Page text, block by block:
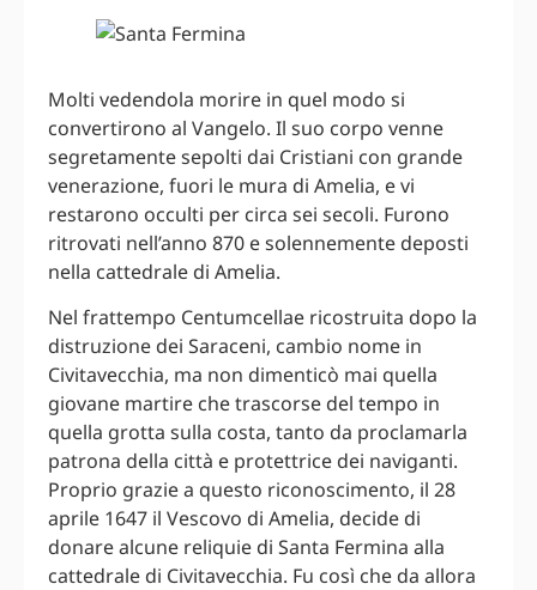
Molti vedendola morire in quel modo si
convertirono al Vangelo. Il suo corpo venne
segretamente sepolti dai Cristiani con grande
venerazione, fuori le mura di Amelia, e vi
restarono occulti per circa sei secoli. Furono
ritrovati nell’anno 870 e solennemente deposti
nella cattedrale di Amelia.
Nel frattempo Centumcellae ricostruita dopo la
distruzione dei Saraceni, cambio nome in
Civitavecchia, ma non dimenticò mai quella
giovane martire che trascorse del tempo in
quella grotta sulla costa, tanto da proclamarla
patrona della città e protettrice dei naviganti.
Proprio grazie a questo riconoscimento, il 28
aprile 1647 il Vescovo di Amelia, decide di
donare alcune reliquie di Santa Fermina alla
cattedrale di Civitavecchia. Fu così che da allora